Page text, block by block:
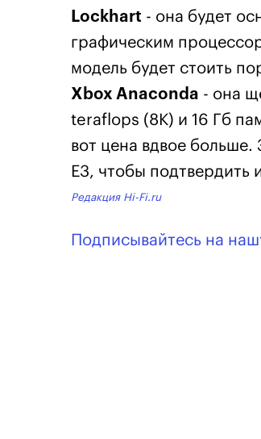
Lockhart - она будет
графическим
модель будет стоить
Xbox Anaconda - она
teraflops (8К) и 16 Гб
вот цена вдвое
Е3, чтобы подтвердить
Редакция Hi-Fi.ru
Подписывайтесь на